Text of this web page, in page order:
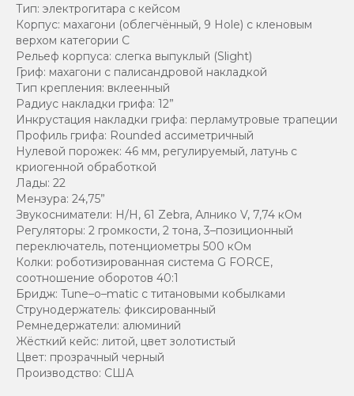
Тип: электрогитара с кейсом
Корпус: махагони (облегчённый, 9 Hole) с кленовым
верхом категории С
Рельеф корпуса: слегка выпуклый (Slight)
Гриф: махагони с палисандровой накладкой
Тип крепления: вклеенный
Радиус накладки грифа: 12”
Инкрустация накладки грифа: перламутровые трапеции
Профиль грифа: Rounded ассиметричный
Нулевой порожек: 46 мм, регулируемый, латунь с
криогенной обработкой
Лады: 22
Мензура: 24,75”
Звукосниматели: H/H, 61 Zebra, Алнико V, 7,74 кОм
Регуляторы: 2 громкости, 2 тона, 3–позиционный
переключатель, потенциометры 500 кОм
Колки: роботизированная система G FORCE,
соотношение оборотов 40:1
Бридж: Tune–o–matic с титановыми кобылками
Струнодержатель: фиксированный
Ремнедержатели: алюминий
Жёсткий кейс: литой, цвет золотистый
Цвет: прозрачный черный
Производство: США